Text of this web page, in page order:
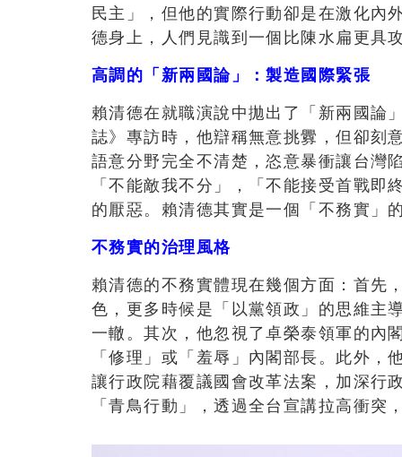
民主」，但他的實際行動卻是在激化內
德身上，人們見識到一個比陳水扁更具
高調的「新兩國論」：製造國際緊張
賴清德在就職演說中拋出了「新兩國論
誌》專訪時，他辯稱無意挑釁，但卻刻
語意分野完全不清楚，恣意暴衝讓台灣
「不能敵我不分」，「不能接受首戰
的厭惡。賴清德其實是一個「不務實」
不務實的治理風格
賴清德的不務實體現在幾個方面：首先
色，更多時候是「以黨領政」的思維主
一轍。其次，他忽視了卓榮泰領軍的內
「修理」或「羞辱」內閣部長。此外
讓行政院藉覆議國會改革法案，加深行
「青鳥行動」，透過全台宣講拉高衝